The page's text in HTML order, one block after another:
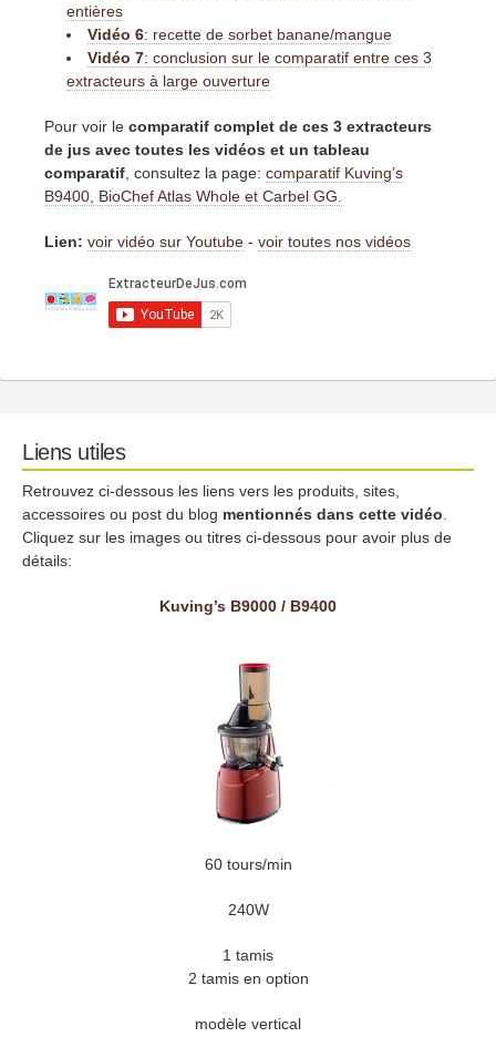
entières
Vidéo 6: recette de sorbet banane/mangue
Vidéo 7: conclusion sur le comparatif entre ces 3
extracteurs à large ouverture
Pour voir le comparatif complet de ces 3 extracteurs
de jus avec toutes les vidéos et un tableau
comparatif , consultez la page: comparatif Kuving’s
B9400, BioChef Atlas Whole et Carbel GG.
Lien: voir vidéo sur Youtube - voir toutes nos vidéos
Liens utiles
Retrouvez ci-dessous les liens vers les produits, sites,
accessoires ou post du blog mentionnés dans cette vidéo
Cliquez sur les images ou titres ci-dessous pour avoir plus de
détails:
Kuving’s B9000 / B9400
60 tours/min
240W
1 tamis
2 tamis en option
modèle vertical